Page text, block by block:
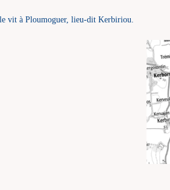
vit à Ploumoguer, lieu-dit Kerbiriou.